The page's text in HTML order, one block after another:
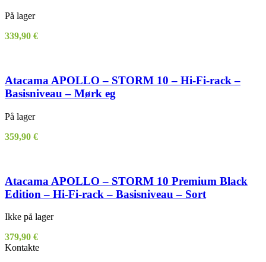
På lager
339,90 €
Atacama APOLLO – STORM 10 – Hi-Fi-rack –
Basisniveau – Mørk eg
På lager
359,90 €
Atacama APOLLO – STORM 10 Premium Black
Edition – Hi-Fi-rack – Basisniveau – Sort
Ikke på lager
379,90 €
Kontakte